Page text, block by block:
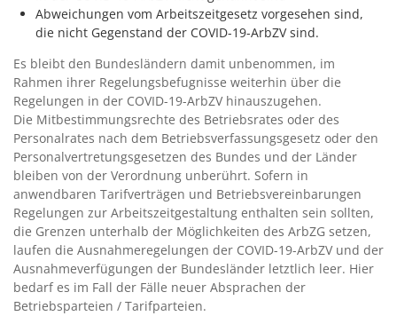
Abweichungen vom Arbeitszeitgesetz vorgesehen sind,
die nicht Gegenstand der COVID-19-ArbZV sind.
Es bleibt den Bundesländern damit unbenommen, im
Rahmen ihrer Regelungsbefugnisse weiterhin über die
Regelungen in der COVID-19-ArbZV hinauszugehen.
Die Mitbestimmungsrechte des Betriebsrates oder des
Personalrates nach dem Betriebsverfassungsgesetz oder den
Personalvertretungsgesetzen des Bundes und der Länder
bleiben von der Verordnung unberührt. Sofern in
anwendbaren Tarifverträgen und Betriebsvereinbarungen
Regelungen zur Arbeitszeitgestaltung enthalten sein sollten,
die Grenzen unterhalb der Möglichkeiten des ArbZG setzen,
laufen die Ausnahmeregelungen der COVID-19-ArbZV und der
Ausnahmeverfügungen der Bundesländer letztlich leer. Hier
bedarf es im Fall der Fälle neuer Absprachen der
Betriebsparteien / Tarifparteien.